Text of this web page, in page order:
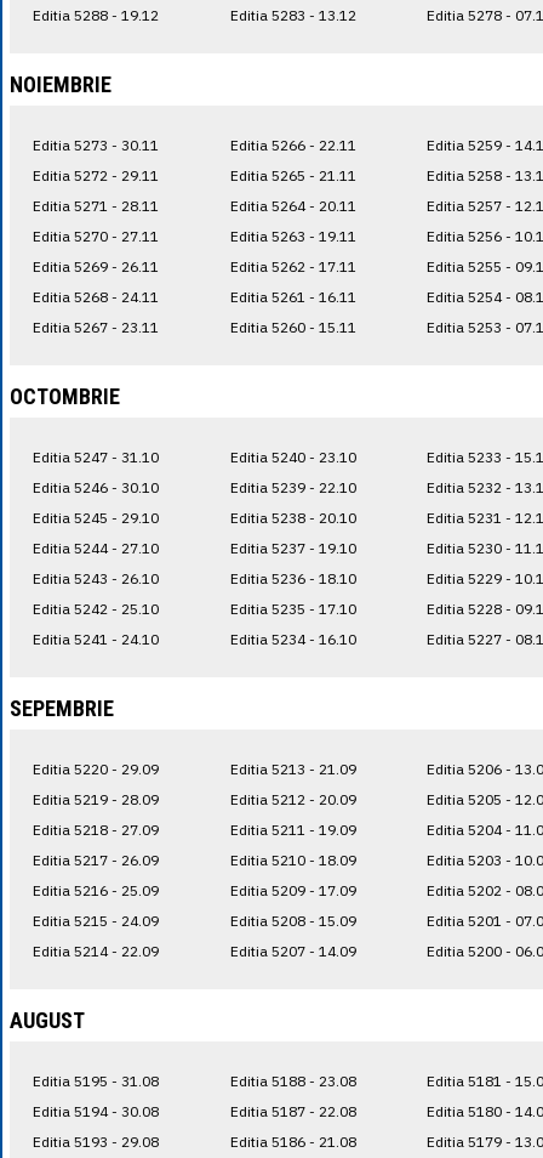
1 RUB= 0.0530
Editia 5288 - 19.12
Editia 5283 - 13.12
Editia 5278 -
NOIEMBRIE
Editia 5273 - 30.11
Editia 5272 - 29.11
Editia 5271 - 28.11
Editia 5270 - 27.11
Editia 5269 - 26.11
Editia 5268 - 24.11
Editia 5267 - 23.11
Editia 5266 - 22.11
Editia 5265 - 21.11
Editia 5264 - 20.11
Editia 5263 - 19.11
Editia 5262 - 17.11
Editia 5261 - 16.11
Editia 5260 - 15.11
Editia 5259 -
Editia 5258 -
Editia 5257 -
Editia 5256 -
Editia 5255 -
Editia 5254 -
Editia 5253 -
OCTOMBRIE
Editia 5247 - 31.10
Editia 5246 - 30.10
Editia 5245 - 29.10
Editia 5244 - 27.10
Editia 5243 - 26.10
Editia 5242 - 25.10
Editia 5241 - 24.10
Editia 5240 - 23.10
Editia 5239 - 22.10
Editia 5238 - 20.10
Editia 5237 - 19.10
Editia 5236 - 18.10
Editia 5235 - 17.10
Editia 5234 - 16.10
Editia 5233 -
Editia 5232 -
Editia 5231 -
Editia 5230 -
Editia 5229 -
Editia 5228 -
Editia 5227 -
SEPEMBRIE
Editia 5220 - 29.09
Editia 5219 - 28.09
Editia 5218 - 27.09
Editia 5217 - 26.09
Editia 5216 - 25.09
Editia 5215 - 24.09
Editia 5214 - 22.09
Editia 5213 - 21.09
Editia 5212 - 20.09
Editia 5211 - 19.09
Editia 5210 - 18.09
Editia 5209 - 17.09
Editia 5208 - 15.09
Editia 5207 - 14.09
Editia 5206 -
Editia 5205 -
Editia 5204 -
Editia 5203 -
Editia 5202 -
Editia 5201 -
Editia 5200 -
AUGUST
Editia 5195 - 31.08
Editia 5194 - 30.08
Editia 5193 - 29.08
Editia 5188 - 23.08
Editia 5187 - 22.08
Editia 5186 - 21.08
Editia 5181 -
Editia 5180 -
Editia 5179 -